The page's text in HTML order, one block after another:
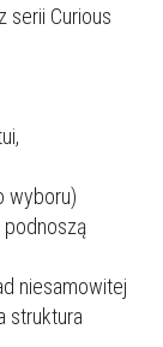
serii Curious
wyboru)
niesamowitej
struktura